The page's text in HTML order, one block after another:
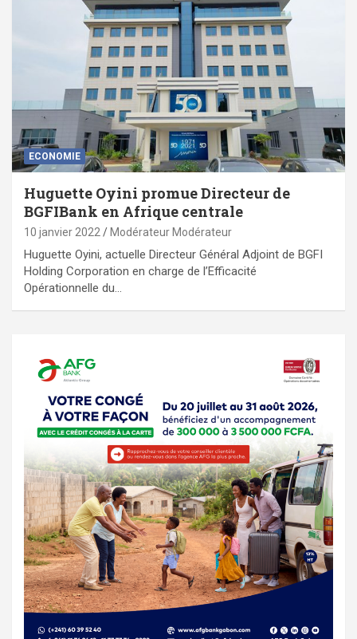
ECONOMIE
Huguette Oyini promue Directeur de
BGFIBank en Afrique centrale
10 janvier 2022 Modérateur Modérateur
Huguette Oyini, actuelle Directeur Général Adjoint de BGFI
Holding Corporation en charge de l’Efficacité
Opérationnelle du…